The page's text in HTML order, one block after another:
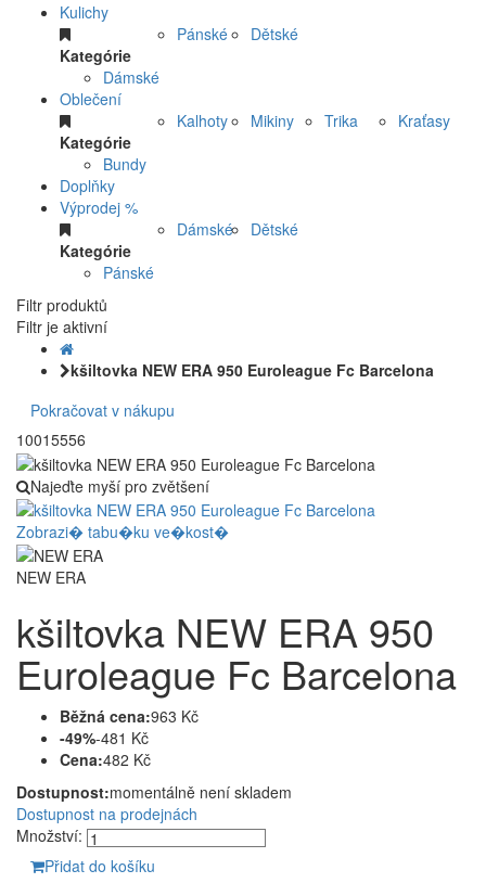
Kulichy
Kategórie
Dámské
Pánské Dětské
Oblečení
Kategórie
Bundy
Kalhoty Mikiny Trika Kraťasy
Doplňky
Výprodej %
Kategórie
Pánské
Dámské Dětské
Filtr produktů
Filtr je aktivní
kšiltovka NEW ERA 950 Euroleague Fc Barcelona
Pokračovat v nákupu
10015556
Najeďte myší pro zvětšení
Zobrazi� tabu�ku ve�kost�
NEW ERA
kšiltovka NEW ERA 950
Euroleague Fc Barcelona
Běžná cena:963 Kč
-49%-481 Kč
Cena:482 Kč
Dostupnost:momentálně není skladem
Dostupnost na prodejnách
Množství:
Přidat do košíku